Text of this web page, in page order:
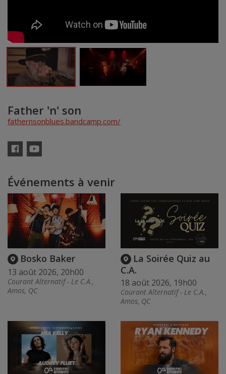
Father 'n' son
fathernsonblues.bandcamp.com/
FacebookYouTube
Événements à venir
Bosko Baker
13 août 2026, 20h00
Courant Alternatif - Le C.A.,
Amos, QC
La Soirée Quiz au
C.A.
18 août 2026, 19h00
Courant Alternatif - Le C.A.,
Amos, QC